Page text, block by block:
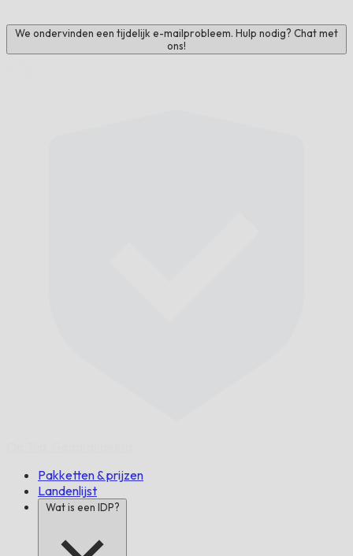
We ondervinden een tijdelijk e-mailprobleem. Hulp nodig? Chat met
ons!
Pakketten & prijzen
Landenlijst
Wat is een IDP?